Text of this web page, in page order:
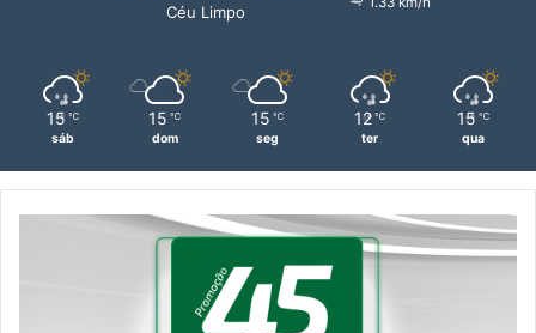
Céu Limpo
15 ℃
sáb
15 ℃
dom
15 ℃
seg
12 ℃
ter
15 ℃
qua